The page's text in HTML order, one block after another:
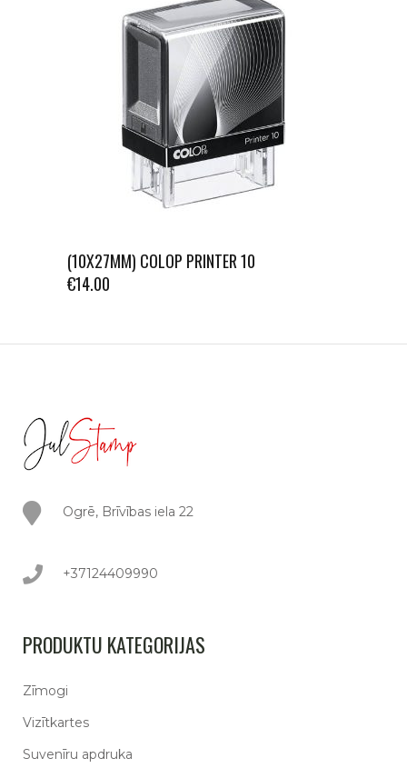
(10X27MM) COLOP PRINTER 10
€14.00
Ogrē, Brīvības iela 22
+37124409990
PRODUKTU KATEGORIJAS
Zīmogi
Vizītkartes
Suvenīru apdruka